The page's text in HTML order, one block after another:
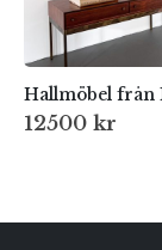
Hallmöbel från
12500 kr